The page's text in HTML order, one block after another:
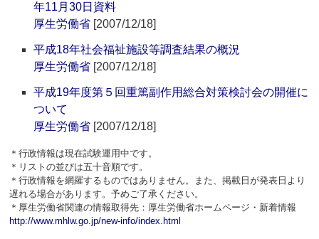
年11月30日資料
厚生労働省 [2007/12/18]
平成18年社会福祉施設等調査結果の概況
厚生労働省 [2007/12/18]
平成19年度第５回重篤副作用総合対策検討会の開催に
ついて
厚生労働省 [2007/12/18]
＊行政情報は現在試験運用中です。
＊リストの並びは五十音順です。
＊行政情報を網羅するものではありません。また、掲載日が発表日より
遅れる場合があります。予めご了承ください。
＊厚生労働省関連の情報取得先：厚生労働省ホームページ・新着情報
http://www.mhlw.go.jp/new-info/index.html